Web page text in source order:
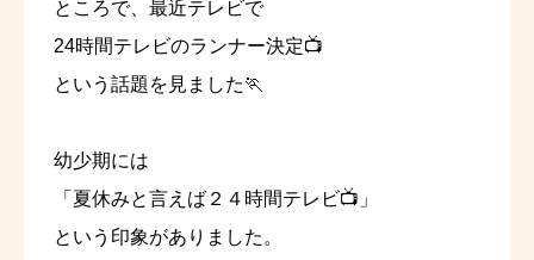
ところで、最近テレビで
24時間テレビのランナー決定📺
という話題を見ました🏃
幼少期には
「夏休みと言えば２４時間テレビ📺」
という印象がありました。